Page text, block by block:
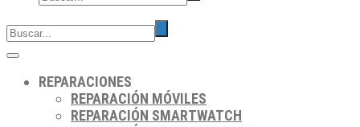
REPARACIONES
REPARACIÓN MÓVILES
REPARACIÓN SMARTWATCH